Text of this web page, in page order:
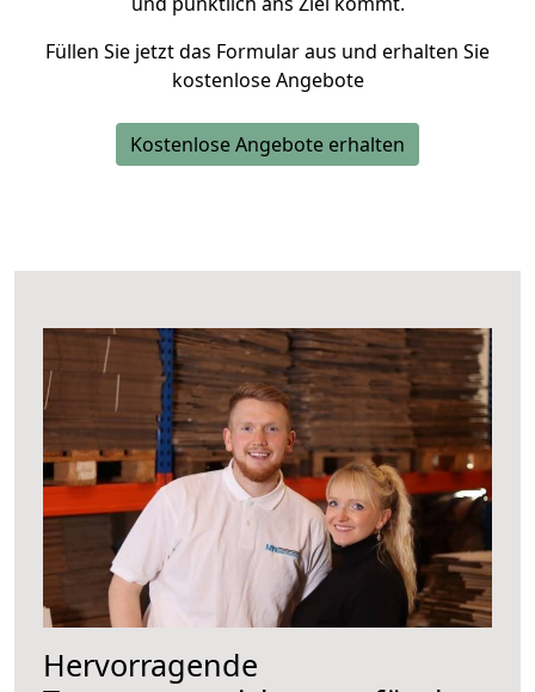
Füllen Sie jetzt das Formular aus und erhalten Sie
kostenlose Angebote
Kostenlose Angebote erhalten
Hervorragende